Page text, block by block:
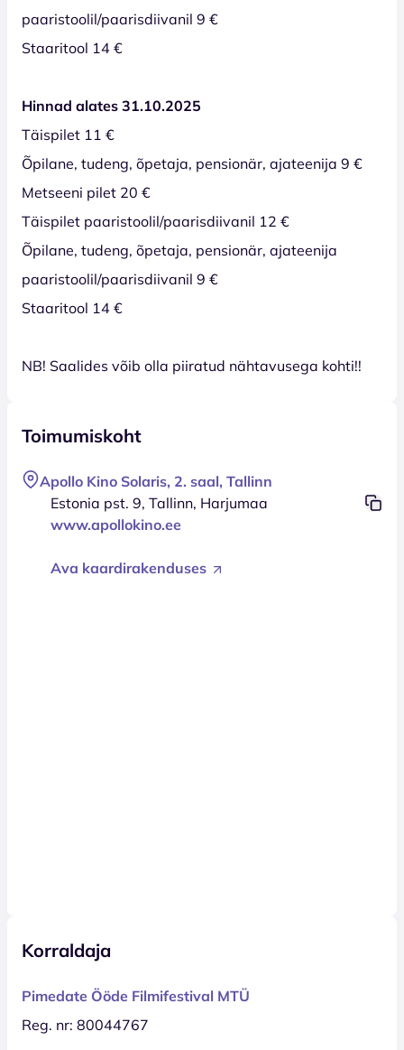
paaristoolil/paarisdiivanil 9 €
Staaritool 14 €
Hinnad alates 31.10.2025
Täispilet 11 €
Õpilane, tudeng, õpetaja, pensionär, ajateenija 9 €
Metseeni pilet 20 €
Täispilet paaristoolil/paarisdiivanil 12 €
Õpilane, tudeng, õpetaja, pensionär, ajateenija
paaristoolil/paarisdiivanil 9 €
Staaritool 14 €
NB! Saalides võib olla piiratud nähtavusega kohti!!
Toimumiskoht
Apollo Kino Solaris, 2. saal, Tallinn
Estonia pst. 9, Tallinn, Harjumaa
www.apollokino.ee
Ava kaardirakenduses
Korraldaja
Pimedate Ööde Filmifestival MTÜ
Reg. nr: 80044767